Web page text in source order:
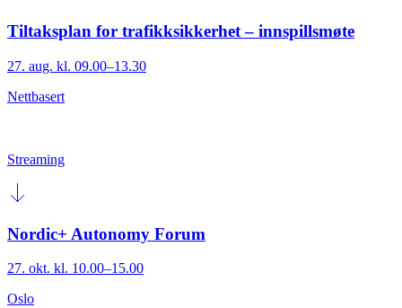
Tiltaksplan for trafikksikkerhet – innspillsmøte
27. aug. kl. 09.00–13.30
Nettbasert
Streaming
Nordic+ Autonomy Forum
27. okt. kl. 10.00–15.00
Oslo